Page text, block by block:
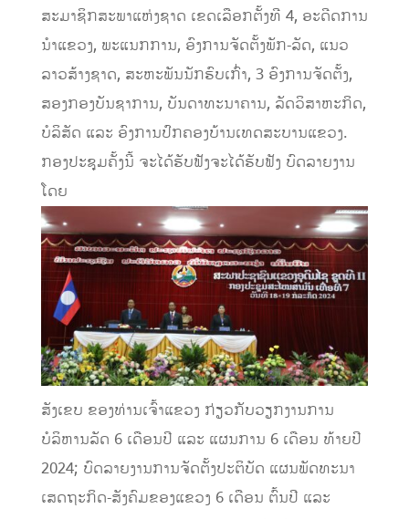
ສະມາຊິກສະພາແຫ່ງຊາດ ເຂດເລືອກຕັ້ງທີ 4, ອະດີດການ
ນໍາແຂວງ, ພະແນກການ, ອົງການຈັດຕັ້ງພັກ-ລັດ, ແນວ
ລາວສ້າງຊາດ, ສະຫະພັນນັກຮົບເກົ່າ, 3 ອົງການຈັດຕັ້ງ,
ສອງກອງບັນຊາການ, ບັນດາທະນາຄານ, ລັດວິສາຫະກິດ,
ບໍລິສັດ ແລະ ອົງການປົກຄອງບ້ານເທດສະບານແຂວງ.
ກອງປະຊຸມຄັ້ງນີ້ ຈະໄດ້ຮັບຟັງຈະໄດ້ຮັບຟັງ ບົດລາຍງານ
ໂດຍ
ສັງເຂບ ຂອງທ່ານເຈົ້າແຂວງ ກ່ຽວກັບວຽກງານການ
ບໍລິຫານລັດ 6 ເດືອນປີ ແລະ ແຜນການ 6 ເດືອນ ທ້າຍປີ
2024; ບົດລາຍງານການຈັດຕັ້ງປະຕິບັດ ແຜນພັດທະນາ
ເສດຖະກິດ-ສັງຄົມຂອງແຂວງ 6 ເດືອນ ຕົ້ນປີ ແລະ